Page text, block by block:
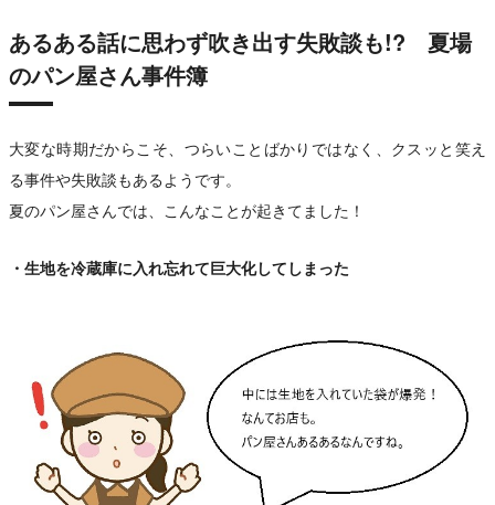
あるある話に思わず吹き出す失敗談も!? 夏場
のパン屋さん事件簿
大変な時期だからこそ、つらいことばかりではなく、クスッと笑え
る事件や失敗談もあるようです。
夏のパン屋さんでは、こんなことが起きてました！
・生地を冷蔵庫に入れ忘れて巨大化してしまった